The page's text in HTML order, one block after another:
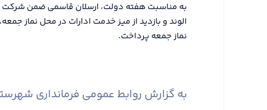
به مناسبت هفته دولت، ارسلان قاسمی ضمن
الوند و بازدید از میز خدمت ادارات در محل نماز
نماز جمعه پرداخت.
به گزارش روابط عمومی فرمانداری